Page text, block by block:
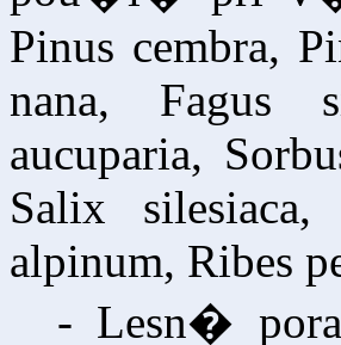
Pinus cembra,
nana, Fagus
aucuparia,
Salix
alpinum, Ribes
- Lesn�